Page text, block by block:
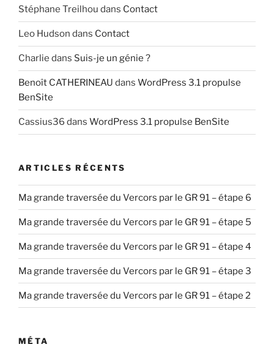
Stéphane Treilhou dans Contact
Leo Hudson dans Contact
Charlie dans Suis-je un génie ?
Benoît CATHERINEAU dans WordPress 3.1 propulse
BenSite
Cassius36 dans WordPress 3.1 propulse BenSite
ARTICLES RÉCENTS
Ma grande traversée du Vercors par le GR 91 – étape 6
Ma grande traversée du Vercors par le GR 91 – étape 5
Ma grande traversée du Vercors par le GR 91 – étape 4
Ma grande traversée du Vercors par le GR 91 – étape 3
Ma grande traversée du Vercors par le GR 91 – étape 2
MÉTA